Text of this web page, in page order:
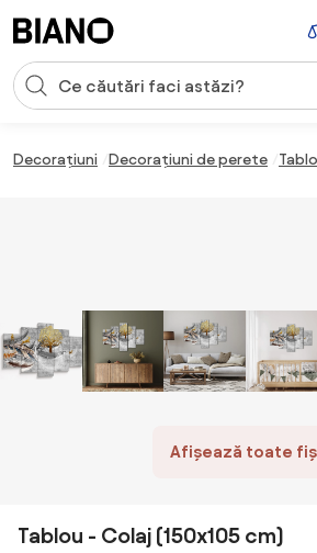
Introducerea căutării
Decorațiuni Decorațiuni de perete
Afișează toate
Tablou - Colaj (150x105 cm)